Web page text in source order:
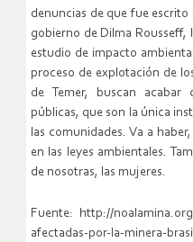
denuncias de que fue
gobierno de Dilma Rousseff,
estudio de impacto
proceso de explotación de
de Temer, buscan
públicas, que son la única
las comunidades. Va a
en las leyes ambientales.
de nosotras, las mujeres.
Fuente: http://
afectadas-por-la-minera-